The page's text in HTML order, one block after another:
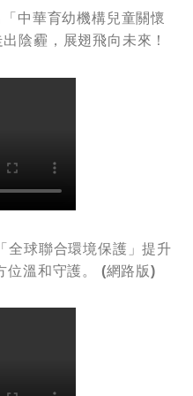
中華育幼機構兒童關懷
陰霾，展翅飛向未來！
全球聯合環境保護」提升
位溫和守護。 (網路版)